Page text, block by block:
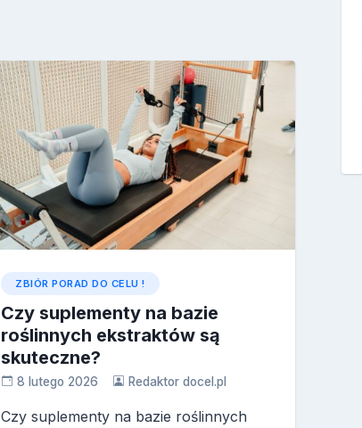
ZBIÓR PORAD DO CELU !
Czy suplementy na bazie
roślinnych ekstraktów są
skuteczne?
8 lutego 2026 Redaktor docel.pl
Czy suplementy na bazie roślinnych